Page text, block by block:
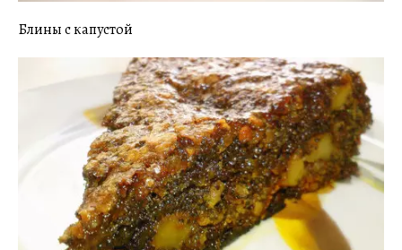
Блины с капустой